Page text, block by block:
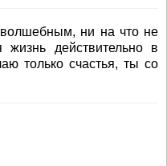
ни на что не
действительно в
только счастья, ты со